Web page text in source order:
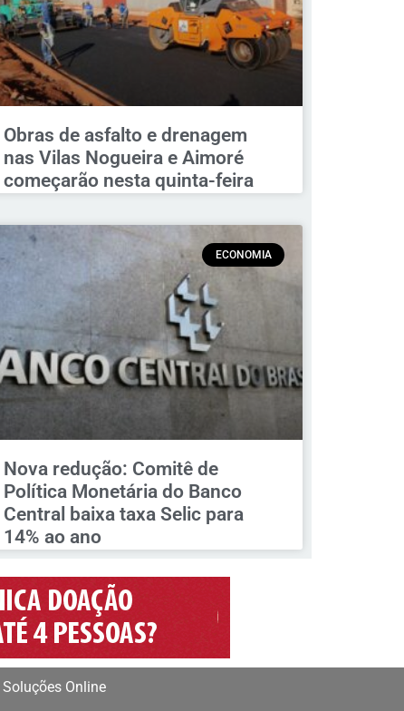
Obras de asfalto e drenagem
nas Vilas Nogueira e Aimoré
começarão nesta quinta-feira
ECONOMIA
Nova redução: Comitê de
Política Monetária do Banco
Central baixa taxa Selic para
14% ao ano
Online